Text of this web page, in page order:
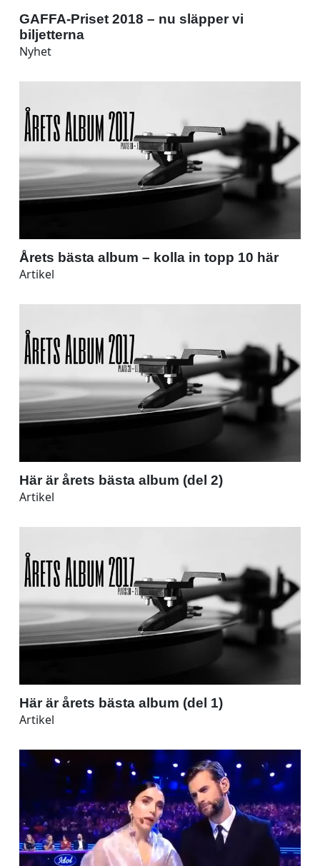
GAFFA-Priset 2018 – nu släpper vi
biljetterna
Nyhet
Årets bästa album – kolla in topp 10 här
Artikel
Här är årets bästa album (del 2)
Artikel
Här är årets bästa album (del 1)
Artikel